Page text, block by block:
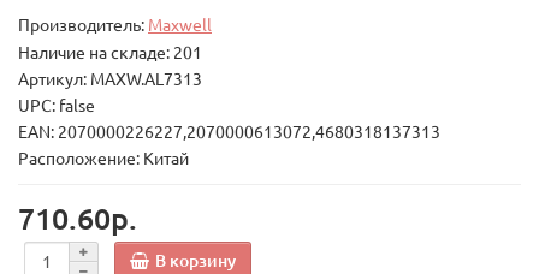
Производитель: Maxwell
Наличие на складе: 201
Артикул: MAXW.AL7313
UPC: false
EAN: 2070000226227,2070000613072,4680318137313
Расположение: Китай
710.60р.
В корзину